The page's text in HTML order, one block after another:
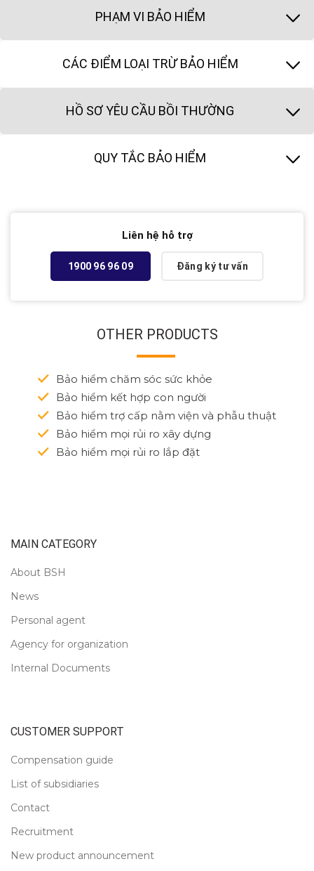
PHẠM VI BẢO HIỂM
CÁC ĐIỂM LOẠI TRỪ BẢO HIỂM
HỒ SƠ YÊU CẦU BỒI THƯỜNG
QUY TẮC BẢO HIỂM
Liên hệ hỗ trợ
1900 96 96 09 Đăng ký tư vấn
OTHER PRODUCTS
Bảo hiểm chăm sóc sức khỏe
Bảo hiểm kết hợp con người
Bảo hiểm trợ cấp nằm viện và phẫu thuật
Bảo hiểm mọi rủi ro xây dựng
Bảo hiểm mọi rủi ro lắp đặt
MAIN CATEGORY
About BSH
News
Personal agent
Agency for organization
Internal Documents
CUSTOMER SUPPORT
Compensation guide
List of subsidiaries
Contact
Recruitment
New product announcement